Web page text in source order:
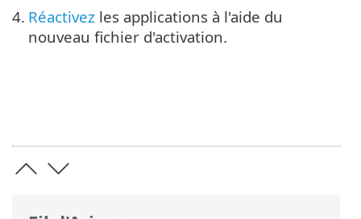
4. Réactivez les applications à l'aide du
nouveau fichier d'activation.